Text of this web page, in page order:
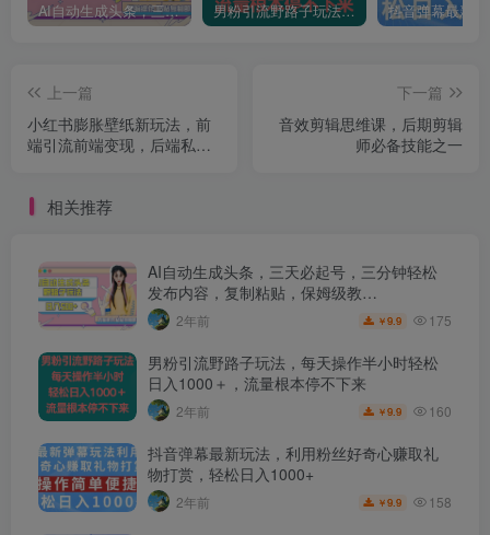
AI自动生成头条，三天必起号，三分钟轻松发布内容，复制粘贴，保姆级教… 男粉引流野路子玩法，每天操作半小时轻松日入1000＋，流量根本停不下来
上一篇
小红书膨胀壁纸新玩法，前
端引流前端变现，后端私域
下一篇
音效剪辑思维课，后期剪辑
师必备技能之一
相关推荐
AI自动生成头条，三天必起号，三分钟轻松
发布内容，复制粘贴，保姆级教…
2年前 ￥9.9 175
男粉引流野路子玩法，每天操作半小时轻松
日入1000＋，流量根本停不下来
2年前 ￥9.9 160
抖音弹幕最新玩法，利用粉丝好奇心赚取礼
物打赏，轻松日入1000+
2年前 ￥9.9 158